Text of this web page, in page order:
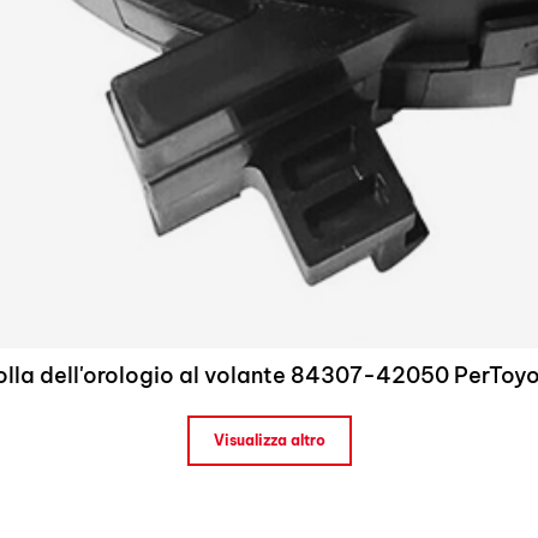
dell'orologio al volante 84307-42050
Visualizza altro